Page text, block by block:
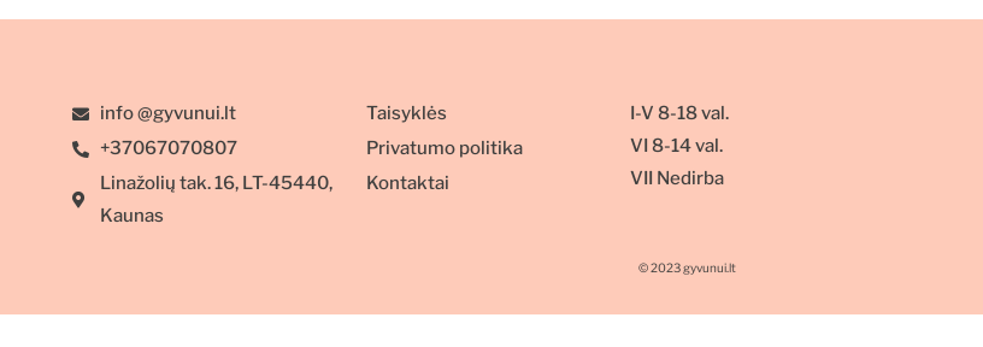
info @gyvunui.lt
+37067070807
Linažolių tak. 16, LT-45440,
Kaunas
Taisyklės
Privatumo politika
Kontaktai
I-V 8-18 val.
VI 8-14 val.
VII Nedirba
© 2023 gyvunui.lt